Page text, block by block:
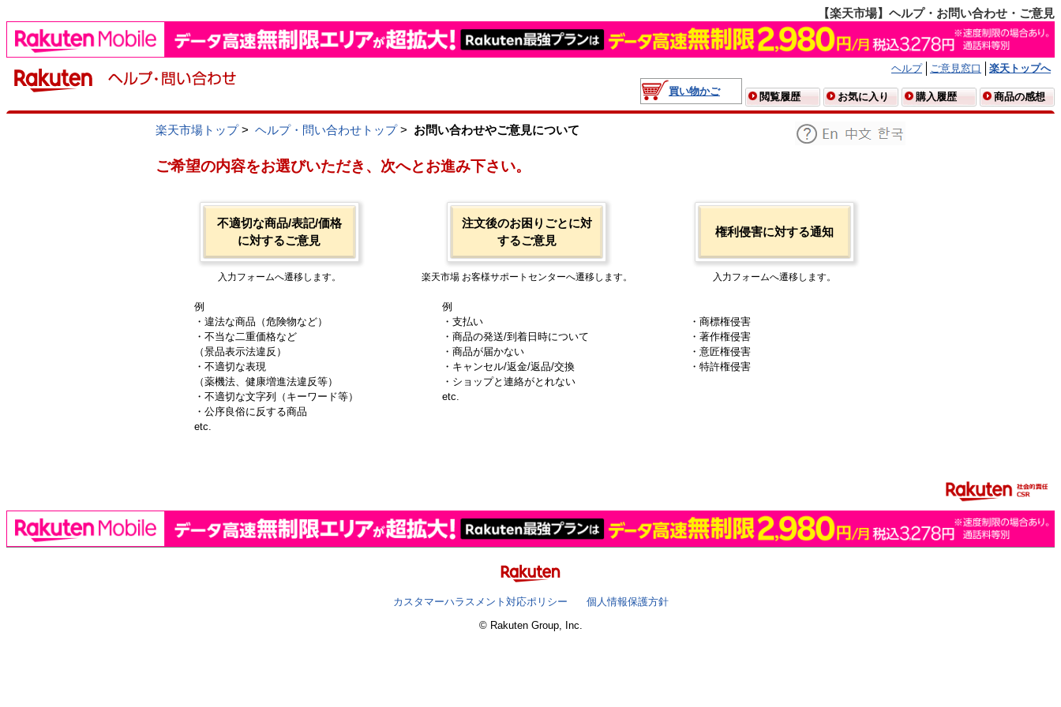
【楽天市場】ヘルプ・お問い合わせ・ご意見
ヘルプ ご意見窓口
楽天トップへ
買い物かご
閲覧履歴 お気に入り 購入履歴 商品の感想
楽天市場トップ> ヘルプ・問い合わせトップ> お問い合わせやご意見について
ご希望の内容をお選びいただき、次へとお進み下さい。
不適切な商品/表記/価格
に対するご意見
入力フォームへ遷移します。
例
・違法な商品（危険物など）
・不当な二重価格など
（景品表示法違反）
・不適切な表現
（薬機法、健康増進法違反等）
・不適切な文字列（キーワード等）
・公序良俗に反する商品
etc.
注文後のお困りごとに対
するご意見
楽天市場 お客様サポートセンターへ遷移します。
例
・支払い
・商品の発送/到着日時について
・商品が届かない
・キャンセル/返金/返品/交換
・ショップと連絡がとれない
etc.
権利侵害に対する通知
入力フォームへ遷移します。
・商標権侵害
・著作権侵害
・意匠権侵害
・特許権侵害
カスタマーハラスメント対応ポリシー
個人情報保護方針
© Rakuten Group, Inc.